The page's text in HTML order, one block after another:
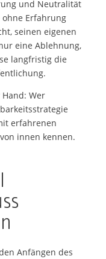
und Neutralität
Erfahrung
seinen eigenen
eine Ablehnung,
langfristig die
Wer
erfahrenen
innen kennen.
Anfängen des